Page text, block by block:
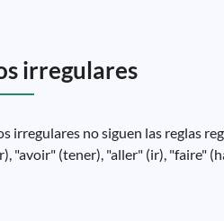
irregulares
irregulares no siguen las reglas
"avoir" (tener), "aller" (ir), "faire"